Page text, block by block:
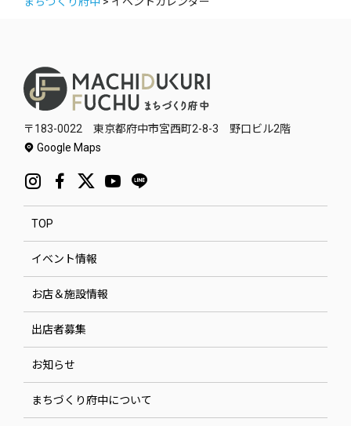
〒183-0022 東京都府中市宮西町2-8-3 野口ビル2階
Google Maps
TOP
イベント情報
お店＆施設情報
出店者募集
お知らせ
まちづくり府中について